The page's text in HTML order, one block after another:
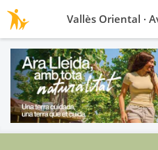
Vallès Oriental ·